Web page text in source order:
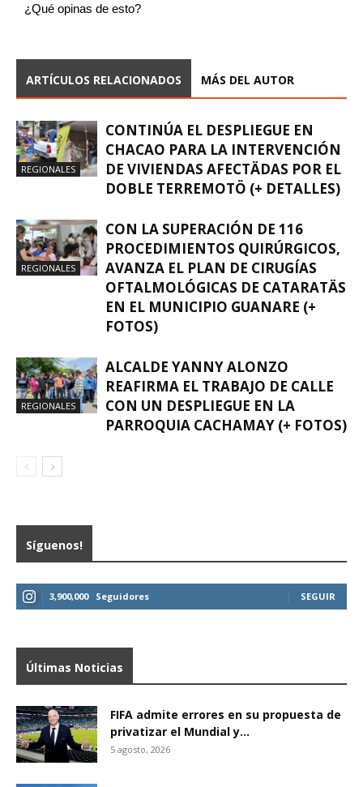
¿Qué opinas de esto?
ARTÍCULOS RELACIONADOS MÁS DEL AUTOR
REGIONALES
CONTINÚA EL DESPLIEGUE EN
CHACAO PARA LA INTERVENCIÓN
DE VIVIENDAS AFECTÄDAS POR EL
DOBLE TERREMOTÖ (+ DETALLES)
REGIONALES
CON LA SUPERACIÓN DE 116
PROCEDIMIENTOS QUIRÚRGICOS,
AVANZA EL PLAN DE CIRUGÍAS
OFTALMOLÓGICAS DE CATARATÄS
EN EL MUNICIPIO GUANARE (+
FOTOS)
REGIONALES
ALCALDE YANNY ALONZO
REAFIRMA EL TRABAJO DE CALLE
CON UN DESPLIEGUE EN LA
PARROQUIA CACHAMAY (+ FOTOS)
Síguenos!
3,900,000 Seguidores SEGUIR
Últimas Noticias
FIFA admite errores en su propuesta de
privatizar el Mundial y...
5 agosto, 2026